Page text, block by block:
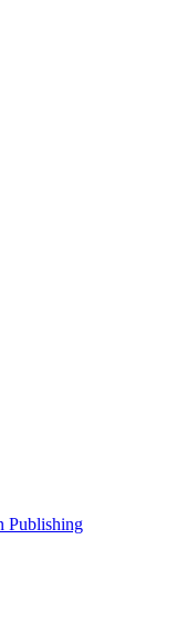
Publishing